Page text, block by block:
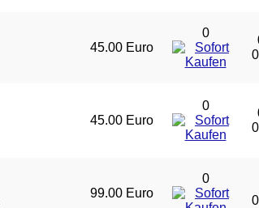
45.00 Euro
0
45.00 Euro
0
99.00 Euro
0